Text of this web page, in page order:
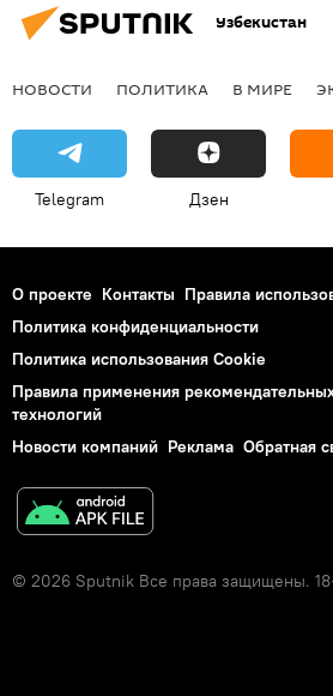
Узбекистан
НОВОСТИ ПОЛИТИКА В МИРЕ
Telegram Дзен
О проекте Контакты Правила
Политика конфиденциальности
Политика использования Cookie
Правила применения
технологий
Новости компаний Реклама Обратная
© 2026 Sputnik Все права защищены.